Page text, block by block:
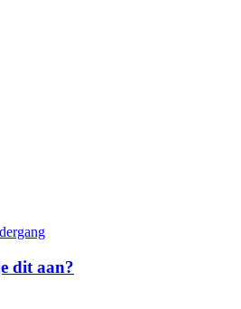
dit aan?